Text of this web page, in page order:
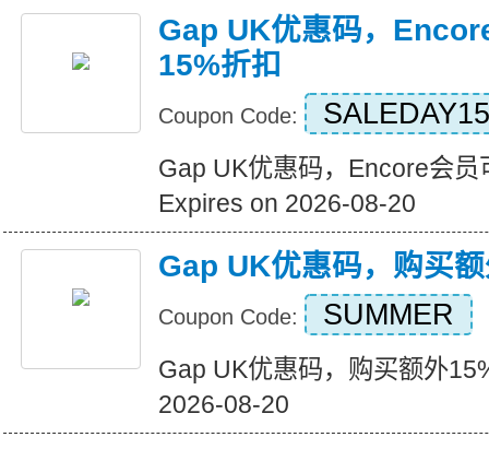
Gap UK优惠码，
15%折扣
Coupon Code: SALEDAY15
Gap UK优惠码，Encore会
Expires on 2026-08-20
Gap UK优惠码，购买
Coupon Code: SUMMER
Gap UK优惠码，购买额外
2026-08-20